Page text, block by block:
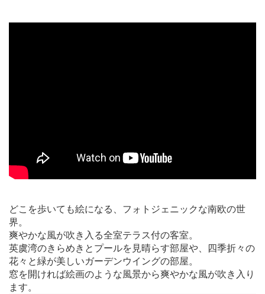
どこを歩いても絵になる、フォトジェニックな南欧の世
界。
爽やかな風が吹き入る全室テラス付の客室。
英虞湾のきらめきとプールを見晴らす部屋や、四季折々の
花々と緑が美しいガーデンウイングの部屋。
窓を開ければ絵画のような風景から爽やかな風が吹き入り
ます。